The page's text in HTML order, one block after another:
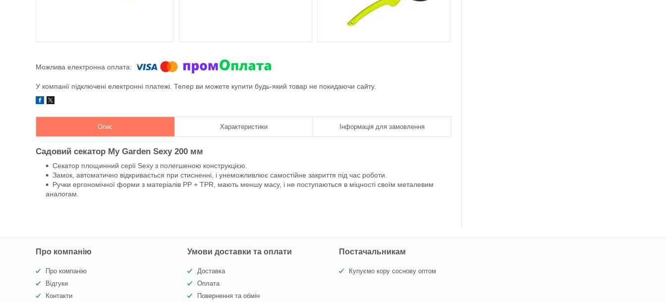
У компанії підключені електронні платежі. Тепер ви можете купити будь-який товар не покидаючи сайту.
Опис Характеристики Інформація для замовлення
Садовий секатор My Garden Sexy 200 мм
Секатор площинний серії Sexy з полегшеною конструкцією.
Замок, автоматично відкривається при стисненні, і унеможливлює самостійне закриття під час роботи.
Ручки ергономічної форми з матеріалів PP + TPR, мають меншу масу, і не поступаються в міцності своїм металевим
аналогам.
Про компанію
Про компанію
Відгуки
Контакти
Умови доставки та оплати
Доставка
Оплата
Повернення та обмін
Постачальникам
Купуємо кору соснову оптом